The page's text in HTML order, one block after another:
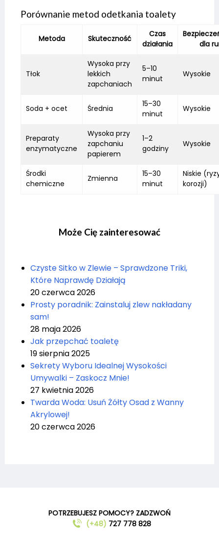
Porównanie metod odetkania toalety
Metoda Skuteczność
Czas
działania
dla
Tłok
Wysoka przy
lekkich
zapchaniach
5–10
minut
Wysokie
Soda + ocet Średnia
15–30
minut
Wysokie
Preparaty
enzymatyczne
Wysoka przy
zapchaniu
papierem
1–2
godziny
Wysokie
Środki
chemiczne
Zmienna
15–30
minut
Niskie
korozji)
Może Cię zainteresować
Czyste Sitko w Zlewie – Sprawdzone Triki,
Które Naprawdę Działają
20 czerwca 2026
Prosty poradnik: Zainstaluj zlew nakładany
sam!
28 maja 2026
Jak przepchać toaletę
19 sierpnia 2025
Sekrety Wyboru Idealnej Wysokości
Umywalki – Zaskocz Mnie!
27 kwietnia 2026
Twarda Woda: Usuń Żółty Osad z Wanny
Akrylowej!
20 czerwca 2026
POTRZEBUJESZ POMOCY? ZADZWOŃ
(+48) 727 778 828